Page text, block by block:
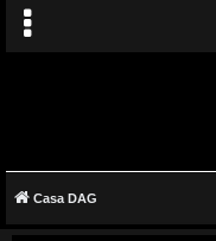
Casa DAG